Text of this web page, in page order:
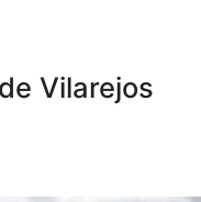
Vilarejos